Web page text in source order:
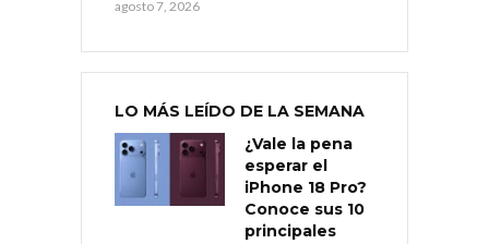
agosto 7, 2026
LO MÁS LEÍDO DE LA SEMANA
¿Vale la pena
esperar el
iPhone 18 Pro?
Conoce sus 10
principales